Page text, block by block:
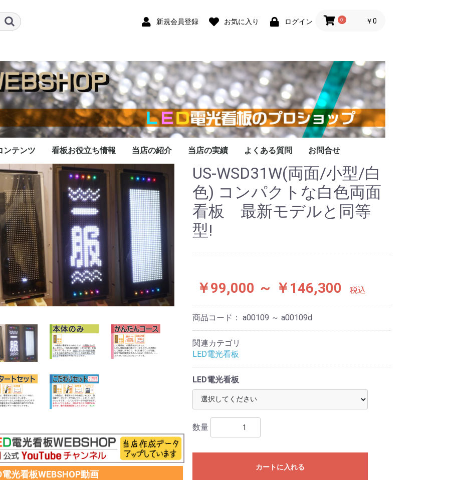
新規会員登録 お気に入り ログイン 0 ￥0
ンテンツ
データ作成
タ作成料金
依頼の流れ
成対応機種
たLED看板
ます
修理します
ズのメモリ
頼承ります
看板お役立ち情報
LED看板は優秀な広告
媒体です
LED看板の基礎知識
開業・起業にLED看板
を導入しよう
LED看板をオークショ
ンで購入する際の注意
LED看板の選び方のコ
LED看板の大きさ比較
LEDの色の比較
看板の１文字の大き
さ？
看板の表示文字数と
は？
LED看板の設置する場
所はどこがいい？
看板を壁に取付する注
意点
LED看板で表示する内
容を考えるコツ
当店の紹介 当店の実績 よくある質問 お問合せ
電光看板WEBSHOP動画
US-WSD31W(両面/小型/白
色) コンパクトな白色両面
看板 最新モデルと同等
型!
￥99,000 ～ ￥146,300 税込
商品コード： a00109 ～ a00109d
関連カテゴリ
LED電光看板
LED電光看板
数量
カートに入れる